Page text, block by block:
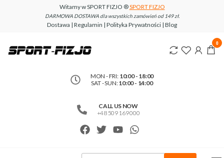
Witamy w SPORT FIZJO ®SPORT FIZJO
DARMOWA DOSTAWA dla wszystkich zamówień od 149 zł.
Dostawa | Regulamin | Polityka Prywatności | Blog
www.sport-
MON - FRI: 10:00 - 18:00
SAT - SUN:10:00 - 14:00
CALL US NOW
+48 509 169 000
0